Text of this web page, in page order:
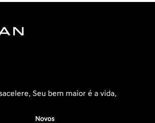
Seu bem maior é a vida.
Novos